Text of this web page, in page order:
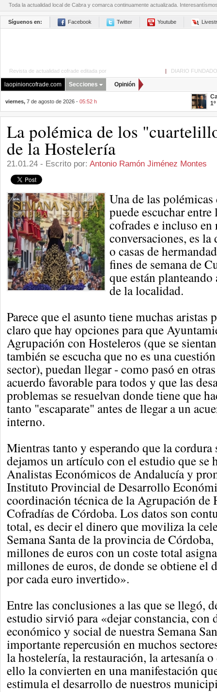
Toda la actualidad local de Cabra y comarca continuamente actualizada.
Síguenos en: Facebook Twitter Youtube
Revista de actualidad cofrade editada por | DIARIO
laopinioncofrade.com Secciones Opinión
viernes, 7 de agosto de 2026 - 05:52 h
La polémica de los
de la Hostelería
21.01.24 - Escrito por: Antonio Ramón Jiménez Montes
Una de las polémicas
puede escuchar
cofrades e incluso en
conversaciones, es
o casas de
fines de semana de
que están
de la localidad.
Parece que el asunto tiene muchas aristas
claro que hay opciones para que
Agrupación con Hosteleros (que se
también se escucha que no es una
sector), puedan llegar - como pasó en
acuerdo favorable para todos y que las
problemas se resuelvan donde tiene que
tanto "escaparate" antes de llegar a un
interno.
Mientras tanto y esperando que la cordura
dejamos un artículo con el estudio que se
Analistas Económicos de Andalucía y
Instituto Provincial de Desarrollo
coordinación técnica de la Agrupación de
Cofradías de Córdoba. Los datos son
total, es decir el dinero que moviliza la
Semana Santa de la provincia de
millones de euros con un coste total
millones de euros, de donde se obtiene el
por cada euro invertido».
Entre las conclusiones a las que se llegó,
estudio sirvió para «dejar constancia, con
económico y social de nuestra Semana
importante repercusión en muchos
la hostelería, la restauración, la artesanía
ello la convierten en una manifestación
estimula el desarrollo de nuestros